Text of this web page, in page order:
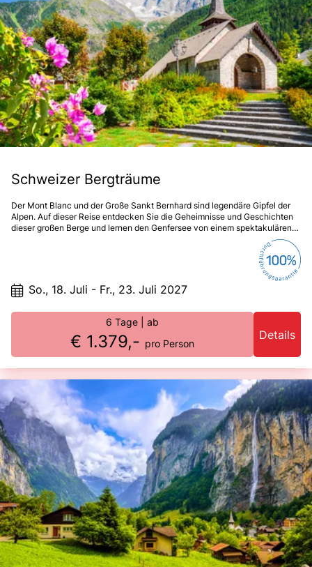
Schweizer Bergträume
Der Mont Blanc und der Große Sankt Bernhard sind legendäre Gipfel der
Alpen. Auf dieser Reise entdecken Sie die Geheimnisse und Geschichten
dieser großen Berge und lernen den Genfersee von einem spektakulären
Blickwinkel aus kennen. Erleben Sie eine Fahrt der Superlative zum
So., 18. Juli - Fr., 23. Juli 2027
6 Tage | ab
€ 1.379,- pro Person
Details